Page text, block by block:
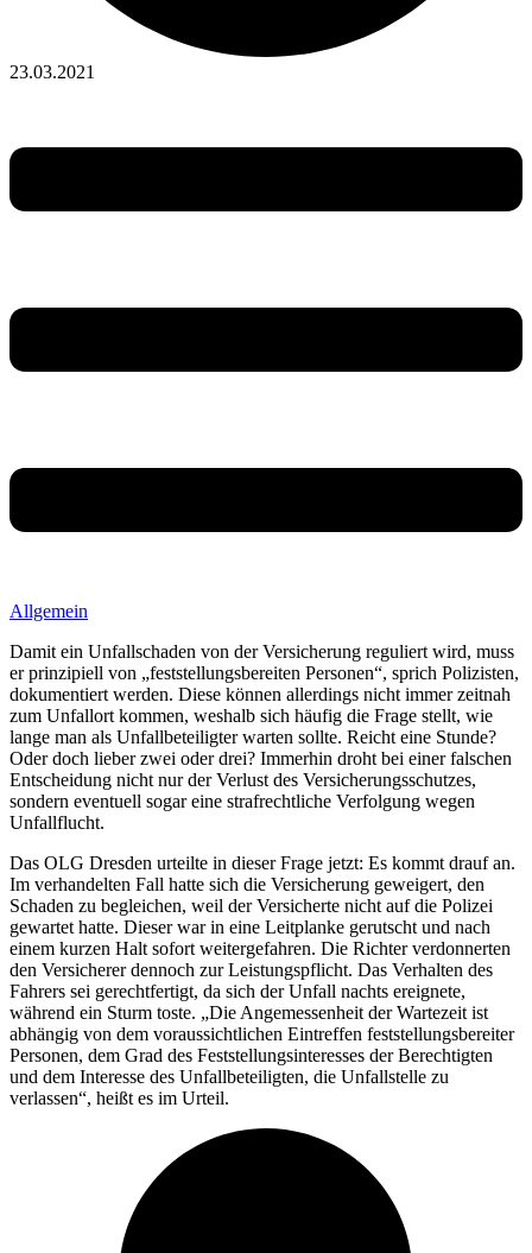
23.03.2021
Allgemein
Damit ein Unfallschaden von der Versicherung reguliert wird, muss
er prinzipiell von „feststellungsbereiten Personen“, sprich Polizisten,
dokumentiert werden. Diese können allerdings nicht immer zeitnah
zum Unfallort kommen, weshalb sich häufig die Frage stellt, wie
lange man als Unfallbeteiligter warten sollte. Reicht eine Stunde?
Oder doch lieber zwei oder drei? Immerhin droht bei einer falschen
Entscheidung nicht nur der Verlust des Versicherungsschutzes,
sondern eventuell sogar eine strafrechtliche Verfolgung wegen
Unfallflucht.
Das OLG Dresden urteilte in dieser Frage jetzt: Es kommt drauf an.
Im verhandelten Fall hatte sich die Versicherung geweigert, den
Schaden zu begleichen, weil der Versicherte nicht auf die Polizei
gewartet hatte. Dieser war in eine Leitplanke gerutscht und nach
einem kurzen Halt sofort weitergefahren. Die Richter verdonnerten
den Versicherer dennoch zur Leistungspflicht. Das Verhalten des
Fahrers sei gerechtfertigt, da sich der Unfall nachts ereignete,
während ein Sturm toste. „Die Angemessenheit der Wartezeit ist
abhängig von dem voraussichtlichen Eintreffen feststellungsbereiter
Personen, dem Grad des Feststellungsinteresses der Berechtigten
und dem Interesse des Unfallbeteiligten, die Unfallstelle zu
verlassen“, heißt es im Urteil.